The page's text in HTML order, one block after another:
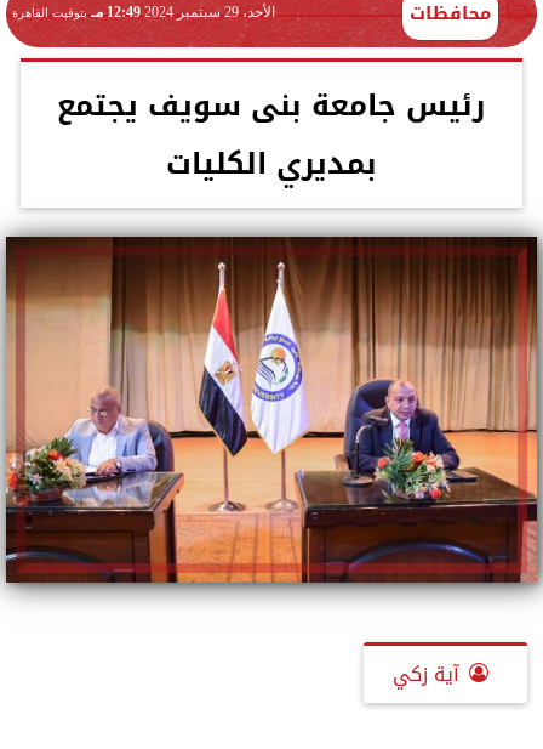
محافظات الأحد، 29 سبتمبر 2024 12:49 مـ بتوقيت القاهرة
رئيس جامعة بنى سويف يجتمع
بمديري الكليات
آية زكي